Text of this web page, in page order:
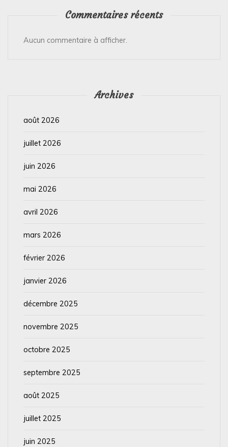
Commentaires récents
Aucun commentaire à afficher.
Archives
août 2026
juillet 2026
juin 2026
mai 2026
avril 2026
mars 2026
février 2026
janvier 2026
décembre 2025
novembre 2025
octobre 2025
septembre 2025
août 2025
juillet 2025
juin 2025